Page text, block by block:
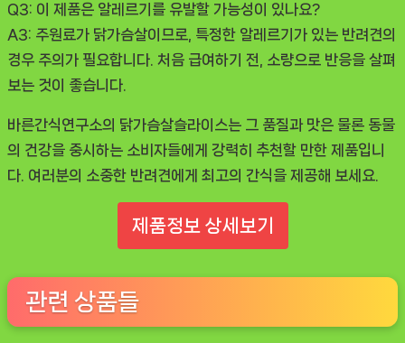
Q3: 이 제품은 알레르기를 유발할 가능성이 있나요?
A3: 주원료가 닭가슴살이므로, 특정한 알레르기가 있는 반려견의
경우 주의가 필요합니다. 처음 급여하기 전, 소량으로 반응을 살펴
보는 것이 좋습니다.
바른간식연구소의 닭가슴살슬라이스는 그 품질과 맛은 물론 동물
의 건강을 중시하는 소비자들에게 강력히 추천할 만한 제품입니
다. 여러분의 소중한 반려견에게 최고의 간식을 제공해 보세요.
제품정보 상세보기
관련 상품들